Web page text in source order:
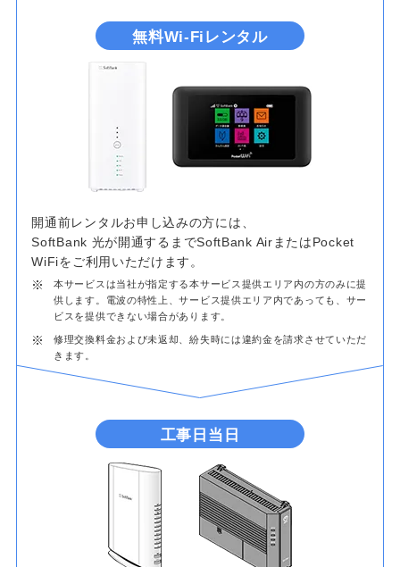
無料Wi-Fiレンタル
開通前レンタルお申し込みの方には、
SoftBank 光が開通するまでSoftBank AirまたはPocket
WiFiをご利用いただけます。
※
本サービスは当社が指定する本サービス提供エリア内の方のみに提
供します。電波の特性上、サービス提供エリア内であっても、サー
ビスを提供できない場合があります。
※
修理交換料金および未返却、紛失時には違約金を請求させていただ
きます。
工事日当日